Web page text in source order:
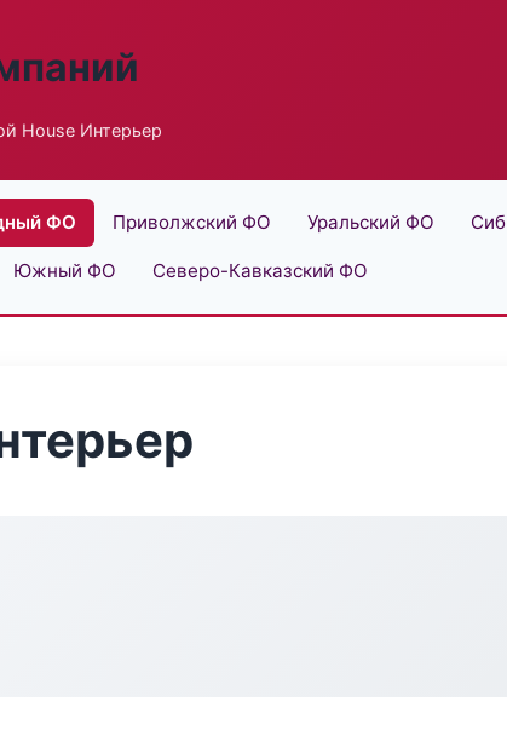
House Интерьер
ФО Приволжский ФО Уральский ФО
Южный ФО Северо-Кавказский ФО